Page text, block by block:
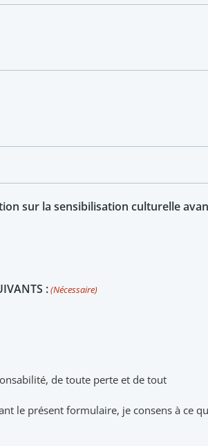
sur la sensibilisation culturelle
:(Nécessaire)
de toute perte et de tout
le présent formulaire, je consens à ce